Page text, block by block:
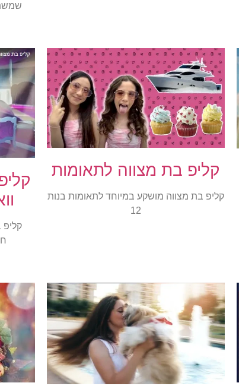
קליפ בת מצווה לתאומות
קליפ בת מצווה מושקע במיוחד לתאומות בנות
12
קליפ